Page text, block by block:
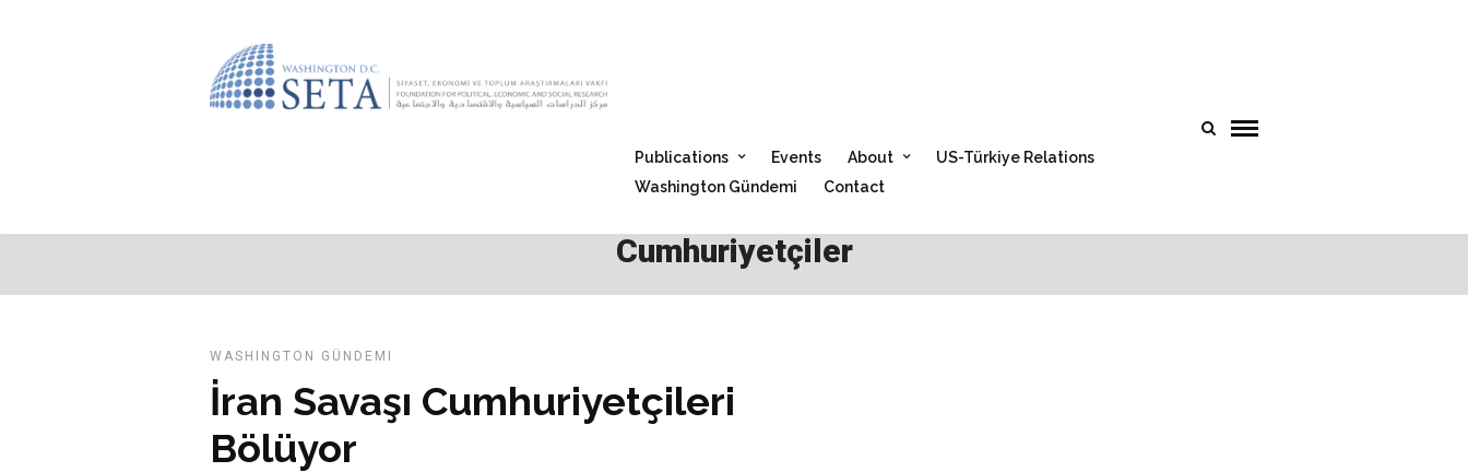
Publications Events About
US-Türkiye Relations
Washington Gündemi
Contact
Cumhuriyetçiler
WASHINGTON GÜNDEMI
İran Savaşı Cumhuriyetçileri
Bölüyor